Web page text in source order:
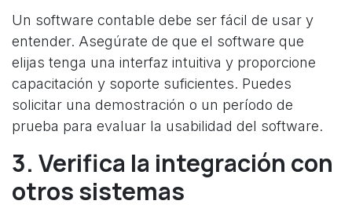
Un software contable debe ser fácil de usar y
entender. Asegúrate de que el software que
elijas tenga una interfaz intuitiva y proporcione
capacitación y soporte suficientes. Puedes
solicitar una demostración o un período de
prueba para evaluar la usabilidad del software.
3. Verifica la integración con
otros sistemas